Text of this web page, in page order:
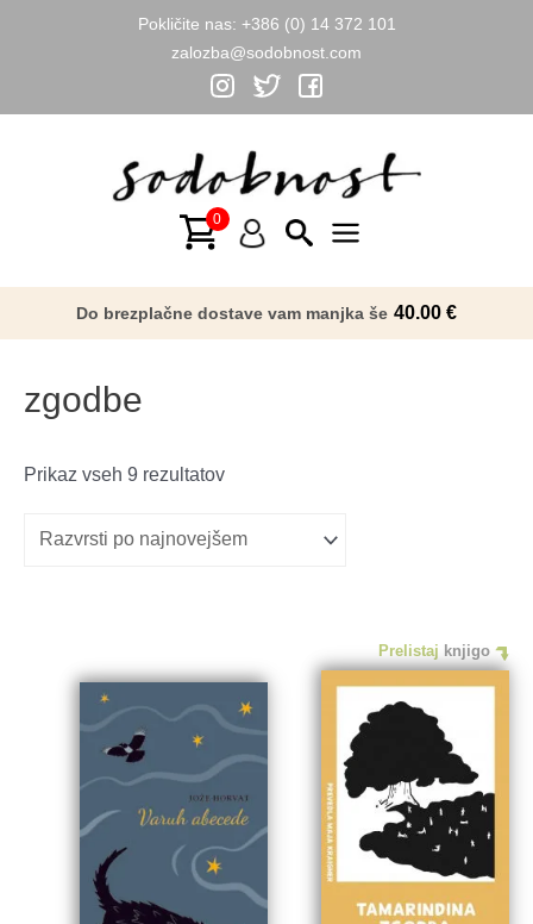
Pokličite nas: +386 (0) 14 372 101
zalozba@sodobnost.com
Menu
Do brezplačne dostave vam manjka še 40.00 €
zgodbe
Prikaz vseh 9 rezultatovRazvrščeno
datumu
Prelistaj knjigo